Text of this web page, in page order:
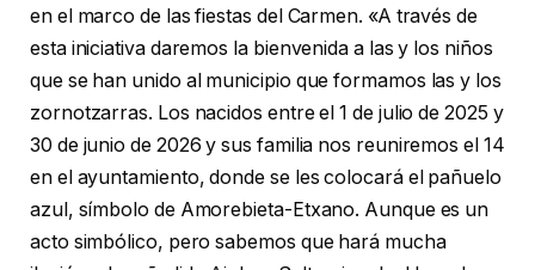
en el marco de las fiestas del Carmen. «A través de
esta iniciativa daremos la bienvenida a las y los niños
que se han unido al municipio que formamos las y los
zornotzarras. Los nacidos entre el 1 de julio de 2025 y
30 de junio de 2026 y sus familia nos reuniremos el 14
en el ayuntamiento, donde se les colocará el pañuelo
azul, símbolo de Amorebieta-Etxano. Aunque es un
acto simbólico, pero sabemos que hará mucha